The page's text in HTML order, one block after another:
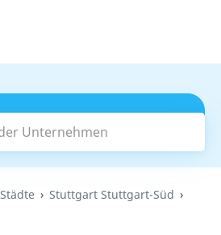
Unternehmen
Suchen
Städte
Stuttgart Stuttgart-Süd